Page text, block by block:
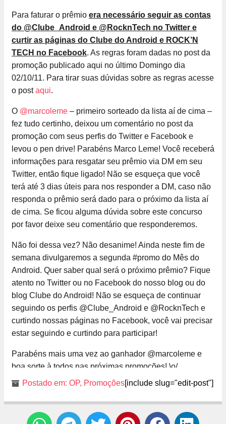
Para faturar o prêmio era necessário seguir as contas
do @Clube_Android e @RocknTech no Twitter e
curtir as páginas do Clube do Android e ROCK’N
TECH no Facebook. As regras foram dadas no post da
promoção publicado aqui no último Domingo dia
02/10/11. Para tirar suas dúvidas sobre as regras acesse
o postaqui.
O @marcoleme – primeiro sorteado da lista aí de cima –
fez tudo certinho, deixou um comentário no post da
promoção com seus perfis do Twitter e Facebook e
levou o pen drive! Parabéns Marco Leme! Você receberá
informações para resgatar seu prêmio via DM em seu
Twitter, então fique ligado! Não se esqueça que você
terá até 3 dias úteis para nos responder a DM, caso não
responda o prêmio será dado para o próximo da lista aí
de cima. Se ficou alguma dúvida sobre este concurso
por favor deixe seu comentário que responderemos.
Não foi dessa vez? Não desanime! Ainda neste fim de
semana divulgaremos a segunda #promo do Mês do
Android. Quer saber qual será o próximo prêmio? Fique
atento no Twitter ou no Facebook do nosso blog ou do
blog Clube do Android! Não se esqueça de continuar
seguindo os perfis @Clube_Android e @RocknTech e
curtindo nossas páginas no Facebook, você vai precisar
estar seguindo e curtindo para participar!
Parabéns mais uma vez ao ganhador @marcoleme e
boa sorte à todos nas próximas promoções! \o/
Postado em: OP, Promoções[include slug="edit-post"]